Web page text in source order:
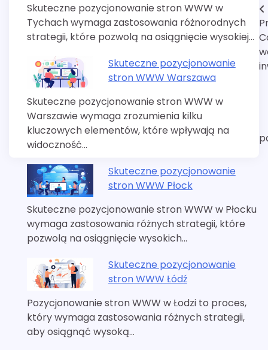
Skuteczne pozycjonowanie stron WWW w
Tychach wymaga zastosowania różnorodnych
strategii, które pozwolą na osiągnięcie wysokiej…
Skuteczne pozycjonowanie
stron WWW Warszawa
Skuteczne pozycjonowanie stron WWW w
Warszawie wymaga zrozumienia kilku
kluczowych elementów, które wpływają na
widoczność…
Skuteczne pozycjonowanie
stron WWW Płock
Skuteczne pozycjonowanie stron WWW w Płocku
wymaga zastosowania różnych strategii, które
pozwolą na osiągnięcie wysokich…
Skuteczne pozycjonowanie
stron WWW Łódź
Pozycjonowanie stron WWW w Łodzi to proces,
który wymaga zastosowania różnych strategii,
aby osiągnąć wysoką…
Nawigacja
wpisu